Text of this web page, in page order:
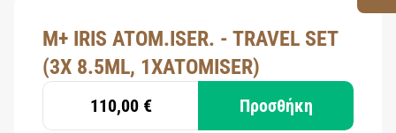
M+ IRIS ATOM.ISER. - TRAVEL SET
(3X 8.5ML, 1XATOMISER)
110,00 € Προσθήκη